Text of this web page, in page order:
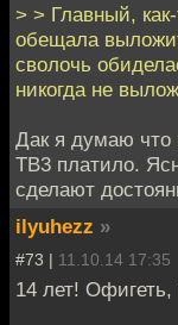
> > Главный,
обещала
сволочь
никогда не
Дак я думаю что
ТВ3 платило.
сделают
ilyuhezz »
#73 | 11.10.14 17:35
14 лет!